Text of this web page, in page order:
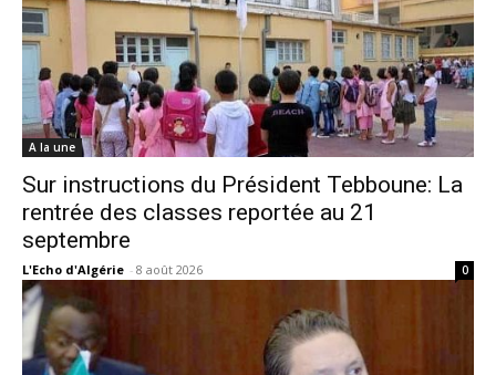
A la une
Sur instructions du Président Tebboune: La
rentrée des classes reportée au 21
septembre
L'Echo d'Algérie - 8 août 2026 0